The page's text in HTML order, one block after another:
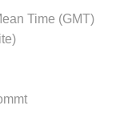
Time (GMT)